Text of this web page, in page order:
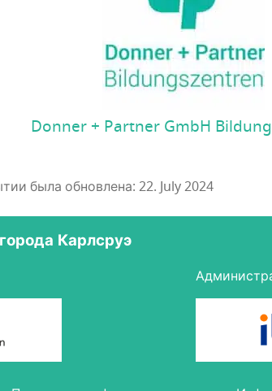
Donner + Partner GmbH
была обновлена: 22. July 2024
Карлсруэ